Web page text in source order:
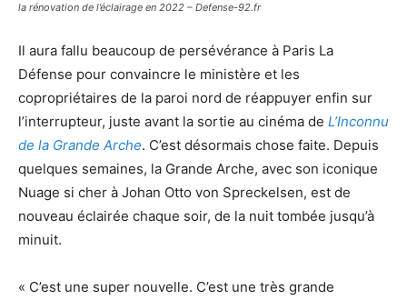
la rénovation de l’éclairage en 2022 – Defense-92.fr
Il aura fallu beaucoup de persévérance à Paris La
Défense pour convaincre le ministère et les
copropriétaires de la paroi nord de réappuyer enfin sur
l’interrupteur, juste avant la sortie au cinéma de L’Inconnu
de la Grande Arche. C’est désormais chose faite. Depuis
quelques semaines, la Grande Arche, avec son iconique
Nuage si cher à Johan Otto von Spreckelsen, est de
nouveau éclairée chaque soir, de la nuit tombée jusqu’à
minuit.
« C’est une super nouvelle. C’est une très grande